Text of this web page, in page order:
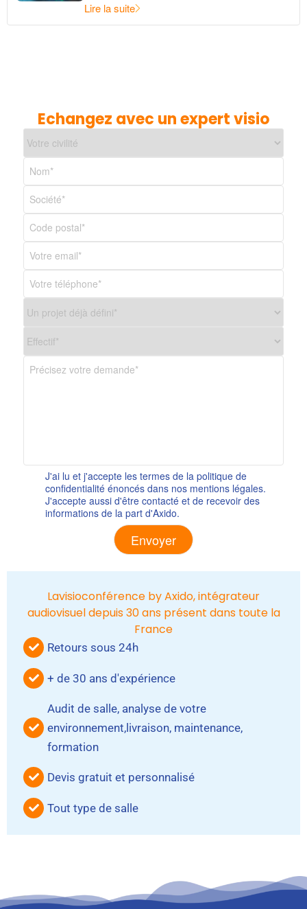
Lire la suite
Echangez avec un expert visio
J'ai lu et j'accepte les termes de la politique de
confidentialité énoncés dans nos mentions légales.
J'accepte aussi d'être contacté et de recevoir des
informations de la part d'Axido.
Lavisioconférence by Axido, intégrateur
audiovisuel depuis 30 ans présent dans toute la
France
Retours sous 24h
+ de 30 ans d'expérience
Audit de salle, analyse de votre
environnement,livraison, maintenance,
formation
Devis gratuit et personnalisé
Tout type de salle